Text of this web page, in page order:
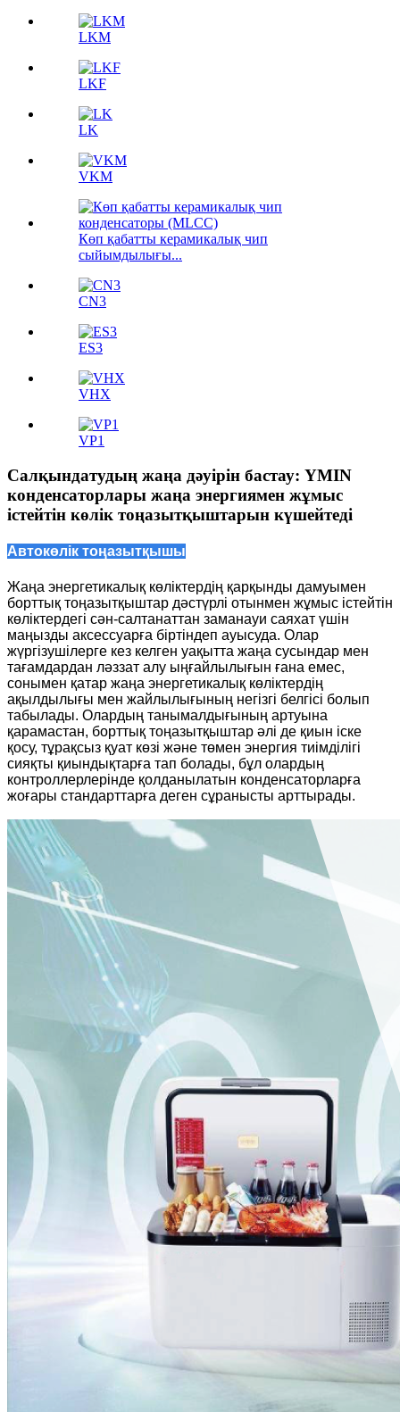
LKM
LKF
LK
VKM
Көп қабатты керамикалық чип
сыйымдылығы...
CN3
ES3
VHX
VP1
Салқындатудың жаңа дәуірін бастау: YMIN
конденсаторлары жаңа энергиямен жұмыс
істейтін көлік тоңазытқыштарын күшейтеді
Автокөлік тоңазытқышы
Жаңа энергетикалық көліктердің қарқынды дамуымен
борттық тоңазытқыштар дәстүрлі отынмен жұмыс істейтін
көліктердегі сән-салтанаттан заманауи саяхат үшін
маңызды аксессуарға біртіндеп ауысуда. Олар
жүргізушілерге кез келген уақытта жаңа сусындар мен
тағамдардан ләззат алу ыңғайлылығын ғана емес,
сонымен қатар жаңа энергетикалық көліктердің
ақылдылығы мен жайлылығының негізгі белгісі болып
табылады. Олардың танымалдығының артуына
қарамастан, борттық тоңазытқыштар әлі де қиын іске
қосу, тұрақсыз қуат көзі және төмен энергия тиімділігі
сияқты қиындықтарға тап болады, бұл олардың
контроллерлерінде қолданылатын конденсаторларға
жоғары стандарттарға деген сұранысты арттырады.